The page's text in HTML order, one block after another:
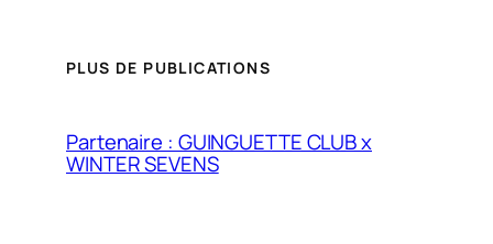
PLUS DE PUBLICATIONS
Partenaire : GUINGUETTE CLUB x
WINTER SEVENS